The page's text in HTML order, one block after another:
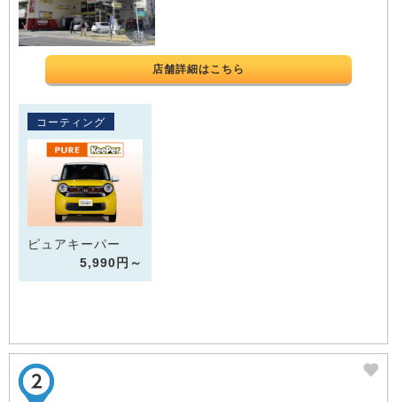
店舗詳細はこちら
コーティング
ピュアキーパー
5,990円～